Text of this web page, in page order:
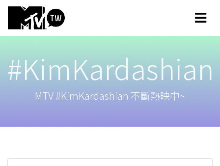
#KimKardashian
MTV #KimKardashian 不斷熱映中~